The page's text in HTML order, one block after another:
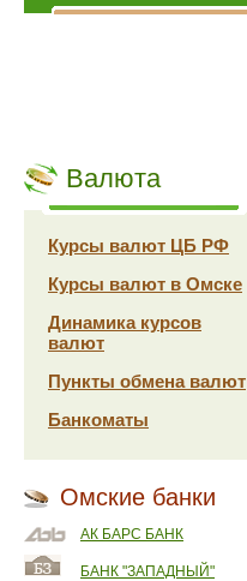
Валюта
Курсы валют ЦБ РФ
Курсы валют в Омске
Динамика курсов
валют
Пункты обмена валют
Банкоматы
Омские банки
АК БАРС БАНК
БАНК "ЗАПАДНЫЙ"